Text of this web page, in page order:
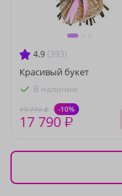
4.9 (393)
Красивый букет
В наличии
19 770 ₽ -10%
17 790 ₽